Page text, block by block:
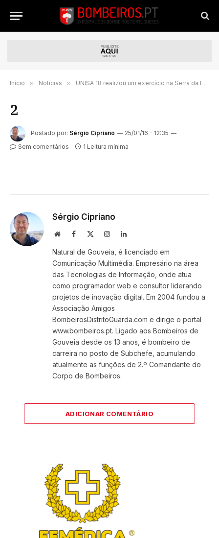
Início » Notícias » UNISA 18 realizou um exercício na Serra da Estrela
2
Postado por: Sérgio Cipriano
25/01/16 - 12:35
Sem comentários
1 Leitura mínima
Sérgio Cipriano
WebsiteFacebook InstagramLinkedIn
Natural de Gouveia, é licenciado em
Comunicação Multimédia. Empresário na área
das Tecnologias de Informação, onde atua
como programador web e consultor liderando
projetos de inovação digital. Em 2004 fundou a
Associação Amigos
BombeirosDistritoGuarda.com e dirige o portal
www.bombeiros.pt. Ligado aos Bombeiros de
Gouveia desde os 13 anos, é bombeiro de
carreira no posto de Subchefe, acumulando
atualmente as funções de 2.º Comandante do
Corpo de Bombeiros.
ADICIONAR COMENTÁRIO